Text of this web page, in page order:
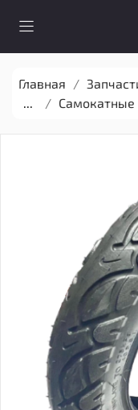
Главная
...
Самокатные